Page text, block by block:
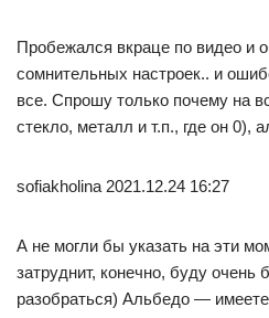
Пробежался вкраце по видео и
сомнительных настроек.. и
все. Спрошу только почему на
стекло, металл и т.п., где он 0),
sofiakholina 2021.12.24 16:27
А не могли бы указать на эти
затруднит, конечно, буду очень
разобраться) Альбедо —